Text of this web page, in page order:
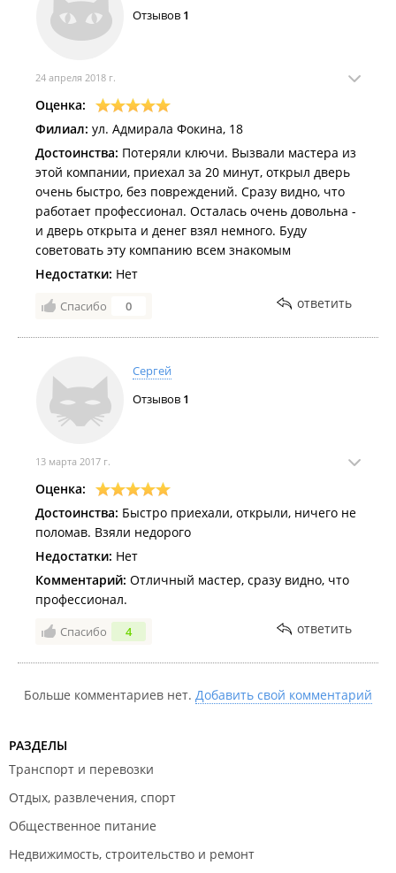
одно дтп
Никому не советую!!!
Отзывов 1
24 апреля 2018 г.
Оценка:
Филиал: ул. Адмирала Фокина, 18
Достоинства: Потеряли ключи. Вызвали мастера из
этой компании, приехал за 20 минут, открыл дверь
очень быстро, без повреждений. Сразу видно, что
работает профессионал. Осталась очень довольна -
и дверь открыта и денег взял немного. Буду
советовать эту компанию всем знакомым
Недостатки: Нет
Спасибо 0 ответить
Сергей
Отзывов 1
13 марта 2017 г.
Оценка:
Достоинства: Быстро приехали, открыли, ничего не
поломав. Взяли недорого
Недостатки: Нет
Комментарий: Отличный мастер, сразу видно, что
профессионал.
Спасибо 4 ответить
Больше комментариев нет. Добавить свой комментарий
РАЗДЕЛЫ
Транспорт и перевозки
Отдых, развлечения, спорт
Общественное питание
Недвижимость, строительство и ремонт